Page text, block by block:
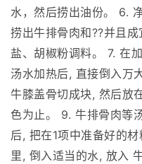
水，然后捞出油份。 6.
捞出牛排骨肉和??并且成
盐、胡椒粉调料。 7. 在
汤水加热后, 直接倒入万
牛膝盖骨切成块, 然后放
色为止。 9. 牛排骨肉等
后, 把在1项中准备好的
里, 倒入适当的水, 放入